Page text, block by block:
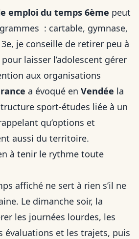
emploi du temps 6ème peut
: cartable, gymnase,
je conseille de retirer peu à
laisser l’adolescent gérer
aux organisations
a évoqué en Vendée la
sport-études liée à un
qu’options et
aussi du territoire.
à tenir le rythme toute
affiché ne sert à rien s’il ne
Le dimanche soir, la
les journées lourdes, les
évaluations et les trajets, puis